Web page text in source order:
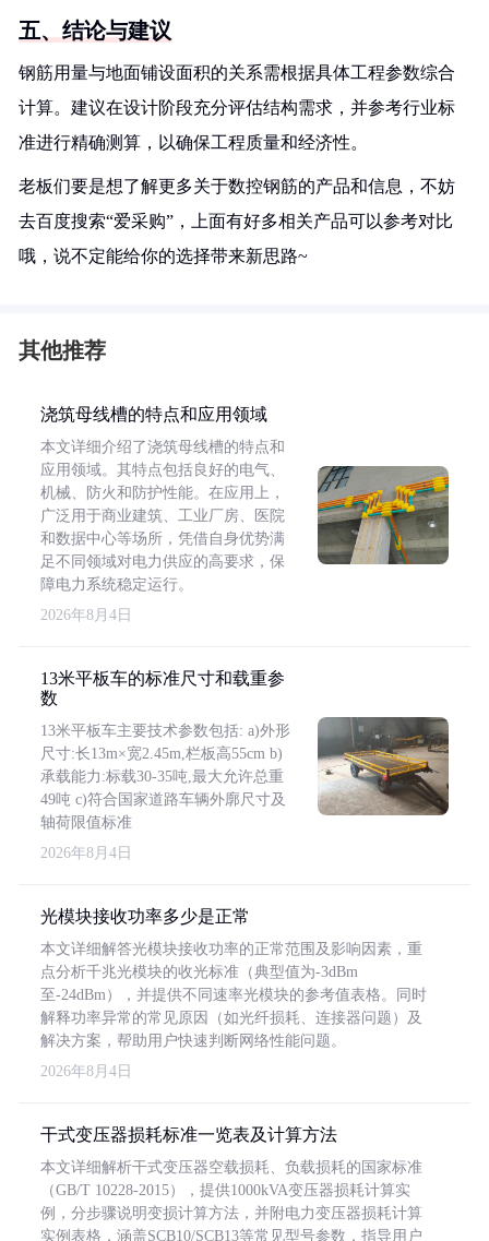
五、结论与建议
钢筋用量与地面铺设面积的关系需根据具体工程参数综合
计算。建议在设计阶段充分评估结构需求，并参考行业标
准进行精确测算，以确保工程质量和经济性。
老板们要是想了解更多关于数控钢筋的产品和信息，不妨
去百度搜索“爱采购”，上面有好多相关产品可以参考对比
哦，说不定能给你的选择带来新思路~
其他推荐
浇筑母线槽的特点和应用领域
本文详细介绍了浇筑母线槽的特点和
应用领域。其特点包括良好的电气、
机械、防火和防护性能。在应用上，
广泛用于商业建筑、工业厂房、医院
和数据中心等场所，凭借自身优势满
足不同领域对电力供应的高要求，保
障电力系统稳定运行。
2026年8月4日
13米平板车的标准尺寸和载重参
数
13米平板车主要技术参数包括: a)外形
尺寸:长13m×宽2.45m,栏板高55cm b)
承载能力:标载30-35吨,最大允许总重
49吨 c)符合国家道路车辆外廓尺寸及
轴荷限值标准
2026年8月4日
光模块接收功率多少是正常
本文详细解答光模块接收功率的正常范围及影响因素，重
点分析千兆光模块的收光标准（典型值为-3dBm
至-24dBm），并提供不同速率光模块的参考值表格。同时
解释功率异常的常见原因（如光纤损耗、连接器问题）及
解决方案，帮助用户快速判断网络性能问题。
2026年8月4日
干式变压器损耗标准一览表及计算方法
本文详细解析干式变压器空载损耗、负载损耗的国家标准
（GB/T 10228-2015），提供1000kVA变压器损耗计算实
例，分步骤说明变损计算方法，并附电力变压器损耗计算
实例表格，涵盖SCB10/SCB13等常见型号参数，指导用户